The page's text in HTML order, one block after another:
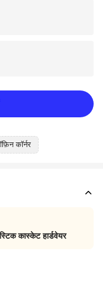
कॉर्नर
कास्केट हार्डवेयर